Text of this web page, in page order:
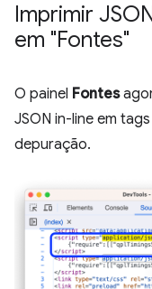
Imprimir
em "Fontes"
O painel Fontes
JSON in-line em
depuração.